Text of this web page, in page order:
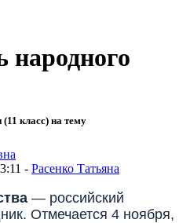
народного
класс) на тему
- Расенко Татьяна
— российский
Отмечается 4 ноября,